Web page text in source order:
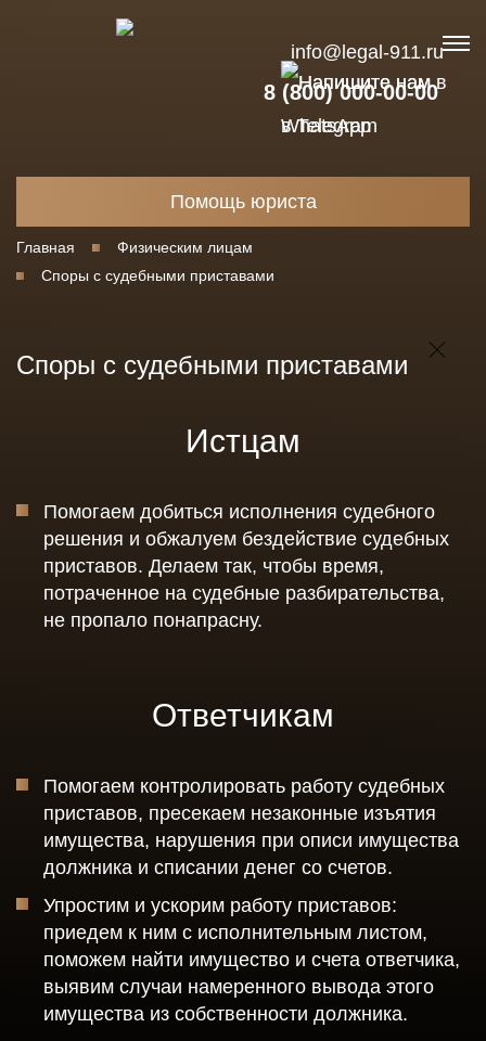
info@legal-911.ru
8 (800) 000-00-00
Помощь юриста
Главная
Физическим лицам
Споры с судебными приставами
Споры с судебными приставами
Истцам
Помогаем добиться исполнения судебного
решения и обжалуем бездействие судебных
приставов. Делаем так, чтобы время,
потраченное на судебные разбирательства,
не пропало понапрасну.
Ответчикам
Помогаем контролировать работу судебных
приставов, пресекаем незаконные изъятия
имущества, нарушения при описи имущества
должника и списании денег со счетов.
Упростим и ускорим работу приставов:
приедем к ним с исполнительным листом,
поможем найти имущество и счета ответчика,
выявим случаи намеренного вывода этого
имущества из собственности должника.